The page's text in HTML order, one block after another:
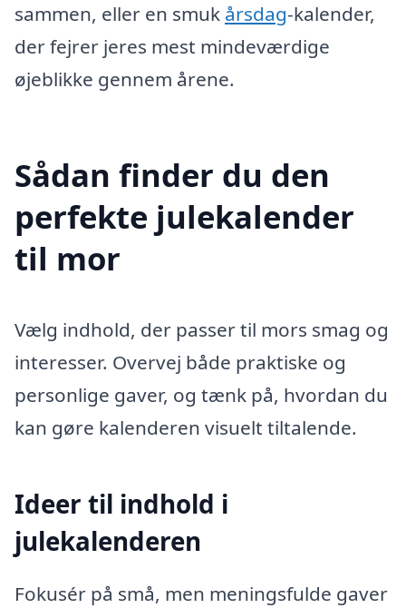
sammen, eller en smuk årsdag-kalender,
der fejrer jeres mest mindeværdige
øjeblikke gennem årene.
Sådan finder du den
perfekte julekalender
til mor
Vælg indhold, der passer til mors smag og
interesser. Overvej både praktiske og
personlige gaver, og tænk på, hvordan du
kan gøre kalenderen visuelt tiltalende.
Ideer til indhold i
julekalenderen
Fokusér på små, men meningsfulde gaver